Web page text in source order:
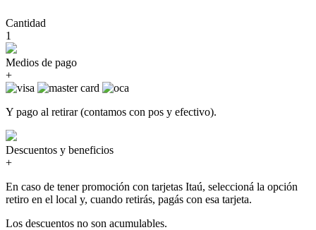
Cantidad
1
Medios de pago
+
Y pago al retirar (contamos con pos y efectivo).
Descuentos y beneficios
+
En caso de tener promoción con tarjetas Itaú, seleccioná la opción
retiro en el local y, cuando retirás, pagás con esa tarjeta.
Los descuentos no son acumulables.